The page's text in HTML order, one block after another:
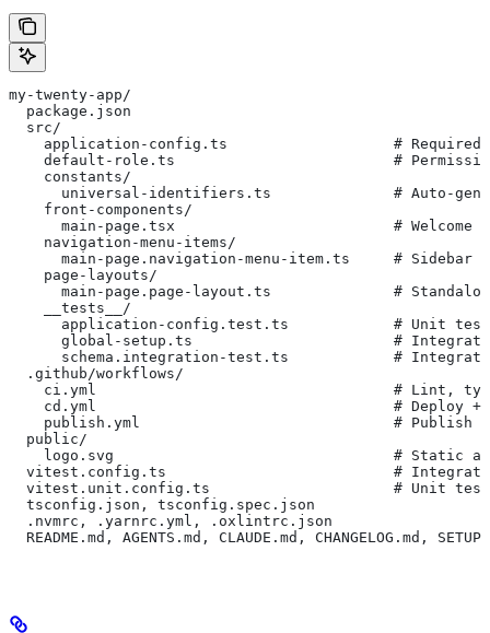
my-twenty-app/
  package.json
  src/
application-config.ts                   # Required
default-role.ts                         #
    constants/
universal-identifiers.ts              # Auto-
    front-components/
main-page.tsx                         # Welcome
    navigation-menu-items/
main-page.navigation-menu-item.ts     # Sidebar
    page-layouts/
main-page.page-layout.ts              #
    __tests__/
      application-config.test.ts            # Unit test
global-setup.ts                       #
schema.integration-test.ts            #
  .github/workflows/
ci.yml                                  # Lint,
cd.yml                                  # Deploy +
publish.yml                             # Publish
  public/
logo.svg                                # Static
vitest.config.ts                          #
vitest.unit.config.ts                     # Unit
  tsconfig.json, tsconfig.spec.json
  .nvmrc, .yarnrc.yml, .oxlintrc.json
README.md, AGENTS.md, CLAUDE.md, CHANGELOG.md,